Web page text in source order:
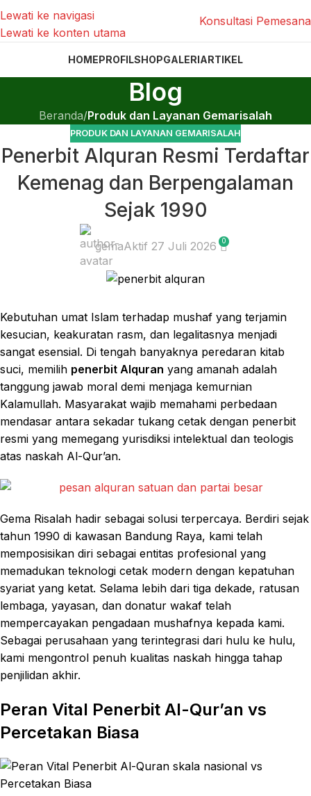
Lewati ke navigasi
Lewati ke konten utama
Konsultasi
HOMEPROFILSHOPGALERIARTIKEL
Blog
Beranda/Produk dan Layanan Gemarisalah
PRODUK DAN LAYANAN GEMARISALAH
Penerbit Alquran Resmi Terdaftar
Kemenag dan Berpengalaman
Sejak 1990
gemaAktif 27 Juli 2026 0
Kebutuhan umat Islam terhadap mushaf yang terjamin
kesucian, keakuratan rasm, dan legalitasnya menjadi
sangat esensial. Di tengah banyaknya peredaran kitab
suci, memilih penerbit Alquran yang amanah adalah
tanggung jawab moral demi menjaga kemurnian
Kalamullah. Masyarakat wajib memahami perbedaan
mendasar antara sekadar tukang cetak dengan penerbit
resmi yang memegang yurisdiksi intelektual dan teologis
atas naskah Al-Qur’an.
Gema Risalah hadir sebagai solusi terpercaya. Berdiri sejak
tahun 1990 di kawasan Bandung Raya, kami telah
memposisikan diri sebagai entitas profesional yang
memadukan teknologi cetak modern dengan kepatuhan
syariat yang ketat. Selama lebih dari tiga dekade, ratusan
lembaga, yayasan, dan donatur wakaf telah
mempercayakan pengadaan mushafnya kepada kami.
Sebagai perusahaan yang terintegrasi dari hulu ke hulu,
kami mengontrol penuh kualitas naskah hingga tahap
penjilidan akhir.
Peran Vital Penerbit Al-Qur’an vs
Percetakan Biasa